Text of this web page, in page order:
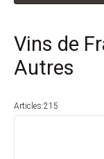
Vins de
Autres
Articles:215